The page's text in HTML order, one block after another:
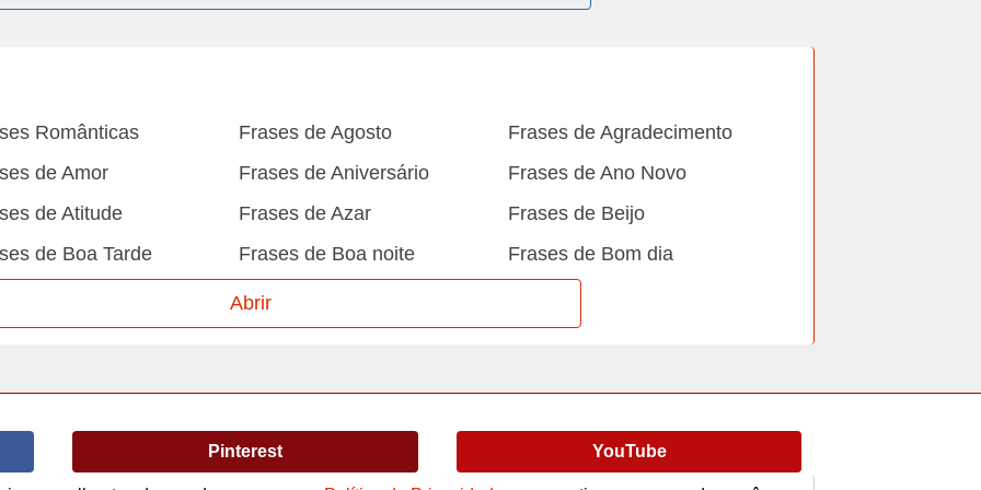
Românticas Frases de Agosto
Frases de Agradecimento
de Amor
Frases de Aniversário
Frases de Ano Novo
de Atitude
Frases de Azar
Frases de Beijo
de Boa Tarde
Frases de Boa noite
Frases de Bom dia
Frases de Caráter
de Desculpa
Frases de Dezembro
Frases de Dia Internacional
Frases de Humor
Frases de Informática
Abrir
Pinterest YouTube